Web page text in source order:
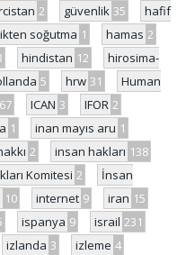
2 güvenlik 35
hafif
soğutma 1 hamas 2
hindistan 12
hirosima-
5 hrw 31
Human
67 ICAN 3 IFOR 2
1 inan mayıs aru 1
2 insan hakları 138
Komitesi 2
İnsan
10 internet 9 iran 15
ispanya 9 israil 231
izlanda 3 izleme 4